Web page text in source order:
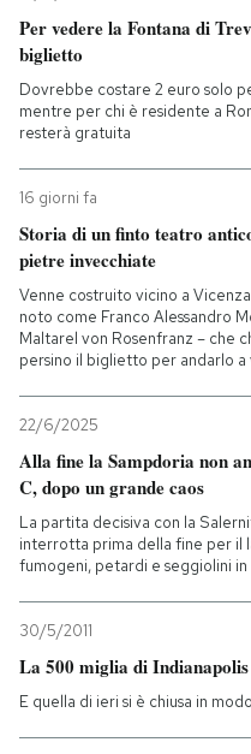
Per vedere la Fontana di
biglietto
Dovrebbe costare 2 euro solo
mentre per chi è residente a
resterà gratuita
16 giorni fa
Storia di un finto teatro
pietre invecchiate
Venne costruito vicino a
noto come Franco Alessandro
Maltarel von Rosenfranz – che
persino il biglietto per andarlo
22/6/2025
Alla fine la Sampdoria non
C, dopo un grande caos
La partita decisiva con la
interrotta prima della fine per il
fumogeni, petardi e seggiolini in
30/5/2011
La 500 miglia di
E quella di ieri si è chiusa in